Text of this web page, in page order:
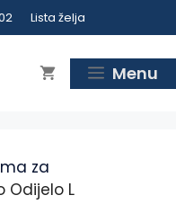
Lista želja
Menu
za
Odijelo L